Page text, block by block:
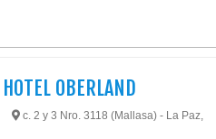
HOTEL OBERLAND
c. 2 y 3 Nro. 3118 (Mallasa) - La Paz,